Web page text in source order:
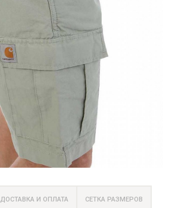
ДОСТАВКА И ОПЛАТА СЕТКА РАЗМЕРОВ